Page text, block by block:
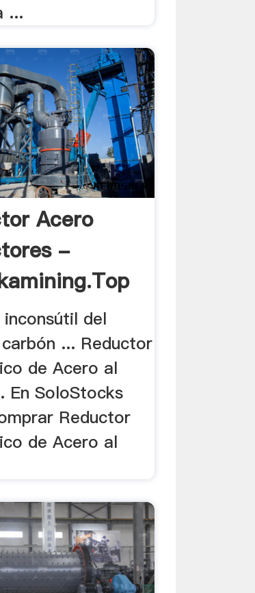
...
Acero
-
del
... Reductor
de Acero al
En SoloStocks
Reductor
de Acero al